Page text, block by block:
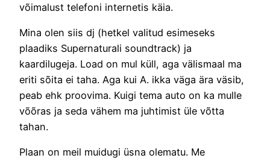
võimalust telefoni internetis käia.
Mina olen siis dj (hetkel valitud esimeseks
plaadiks Supernaturali soundtrack) ja
kaardilugeja. Load on mul küll, aga välismaal ma
eriti sõita ei taha. Aga kui A. ikka väga ära väsib,
peab ehk proovima. Kuigi tema auto on ka mulle
võõras ja seda vähem ma juhtimist üle võtta
tahan.
Plaan on meil muidugi üsna olematu. Me